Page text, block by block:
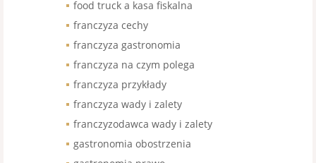
food truck a kasa fiskalna
franczyza cechy
franczyza gastronomia
franczyza na czym polega
franczyza przykłady
franczyza wady i zalety
franczyzodawca wady i zalety
gastronomia obostrzenia